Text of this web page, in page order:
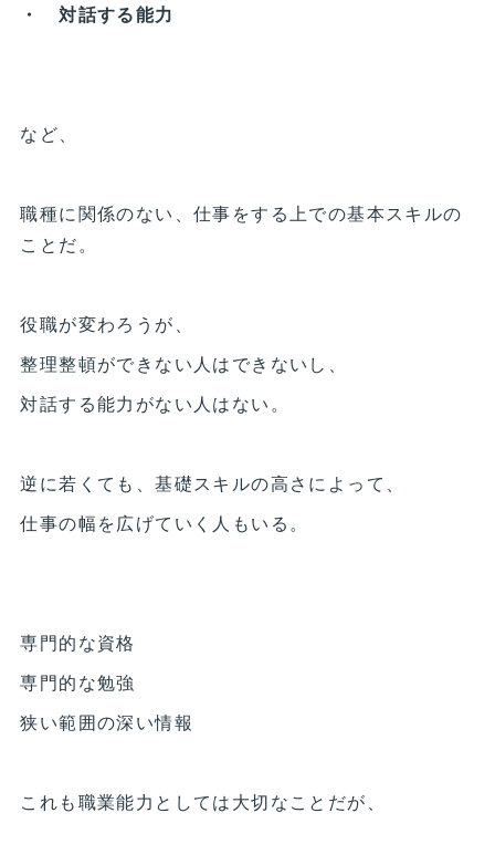
・ 対話する能力
など、
職種に関係のない、仕事をする上での基本スキルの
ことだ。
役職が変わろうが、
整理整頓ができない人はできないし、
対話する能力がない人はない。
逆に若くても、基礎スキルの高さによって、
仕事の幅を広げていく人もいる。
専門的な資格
専門的な勉強
狭い範囲の深い情報
これも職業能力としては大切なことだが、